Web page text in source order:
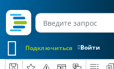
Войти
Подключиться